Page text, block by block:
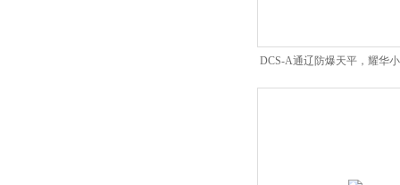
DCS-A通辽防爆天平，耀华